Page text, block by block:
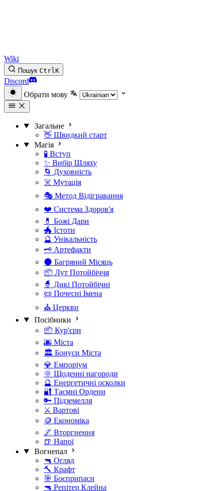
Wiki
Пошук CtrlK
Discord
Обрати мову
Загальне
👋 Швидкий старт
Магія
🧪 Вступ
✨ Вибір Шляху
🌀 Духовність
☠️ Мутація
🎭 Метод Відігравання
❤️ Система Здоров'я
💊 Божі Дари
🐲 Істоти
🔮 Унікальність
🗝️ Артефакти
🌑 Багряний Місяць
📦 Лут Потойбіччя
🧙 Дикі Потойбічні
📜 Почесні Імена
⛪ Церкви
Посібники
📦 Кур'єри
🌆 Міста
🏛️ Бонуси Міста
💎 Емпоріум
🌞 Щоденні нагороди
🔮 Енергетичні осколки
🔐 Таємні Ордени
🔑 Підземелля
⚔️ Вартові
🪙 Економіка
🌌 Вторгнення
🍺 Напої
Вогнепал
🔫 Огляд
🔨 Крафт
🎯 Боєприпаси
🔫 Репітер Клейна